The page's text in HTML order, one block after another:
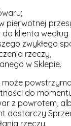
pierwotnej
do klienta według
zwykłego
rzeczy,
w Sklepie.
do
z powrotem,
dostarczy
rzeczy.